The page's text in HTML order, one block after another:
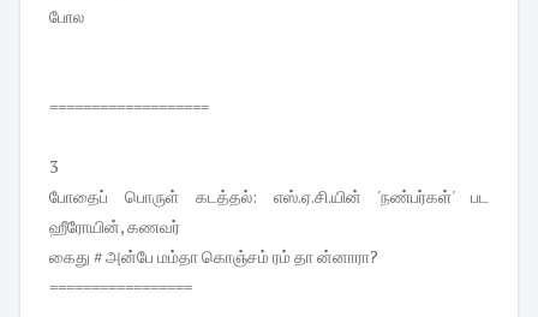
போல
===================
3
போதைப் பொருள் கடத்தல்: எஸ்.ஏ.சி.யின் 'நண்பர்கள்' பட
ஹீரோயின், கணவர்
கைது # அன்பே மம்தா கொஞ்சம் ரம் தா ன்னாரா?
=================